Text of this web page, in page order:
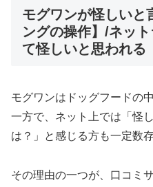
モグワンが怪しいと
ングの操作】/ネッ
て怪しいと思われる
モグワンはドッグフードの
一方で、ネット上では「怪
は？」と感じる方も一定数
その理由の一つが、口コミ